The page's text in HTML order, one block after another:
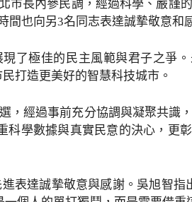
市長內參民調，經過科學、嚴謹
也向另3名同志表達誠摯敬意和
了極佳的民主風範與君子之爭
打造更美好的智慧科技城市。
，經過事前充分協調與凝聚共識
學數據與真實民意的決心，更
表達誠摯敬意與感謝。吳旭智指